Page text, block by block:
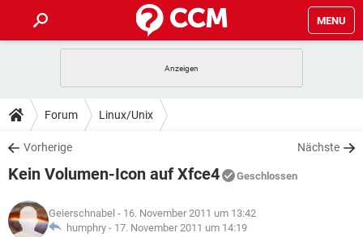
MENU
ANDROID
WINDOWS 10
WHATSAPP TIKTOK
FACEBOOK
TIPPS & TRICKS
SPIELE
WHATSAPP TIKTOK
DOWNLOADS
SPIELE STREAMING
ANDROID
WINDOWS 10 INSTAGRAM
SPIELE STREAMING
LEXIKON
Forum Linux/Unix
Vorherige Nächste
Kein Volumen-Icon auf Xfce4 Geschlossen
Geierschnabel - 16. November 2011 um 13:42
humphry - 17. November 2011 um 14:19